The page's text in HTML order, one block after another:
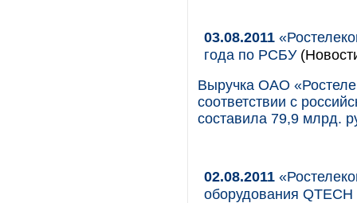
03.08.2011
года по РСБУ
Выручка ОАО
соответствии с
составила 79,9 млрд.
02.08.2011
оборудования QTECH